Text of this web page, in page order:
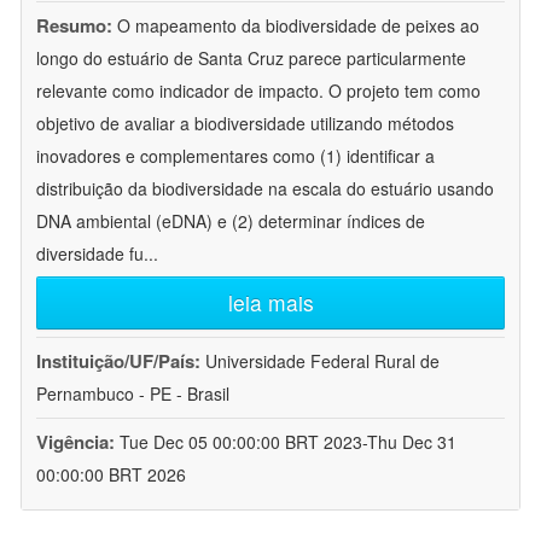
Resumo: O mapeamento da biodiversidade de peixes ao
longo do estuário de Santa Cruz parece particularmente
relevante como indicador de impacto. O projeto tem como
objetivo de avaliar a biodiversidade utilizando métodos
inovadores e complementares como (1) identificar a
distribuição da biodiversidade na escala do estuário usando
DNA ambiental (eDNA) e (2) determinar índices de
diversidade fu...
leia mais
Instituição/UF/País: Universidade Federal Rural de
Pernambuco - PE - Brasil
Vigência: Tue Dec 05 00:00:00 BRT 2023-Thu Dec 31
00:00:00 BRT 2026